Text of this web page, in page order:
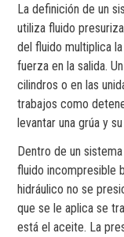
La definición de un
utiliza fluido
del fluido multiplica
fuerza en la salida.
cilindros o en las
trabajos como
levantar una grúa y
Dentro de un
fluido incompresible
hidráulico no se
que se le aplica se
está el aceite. La